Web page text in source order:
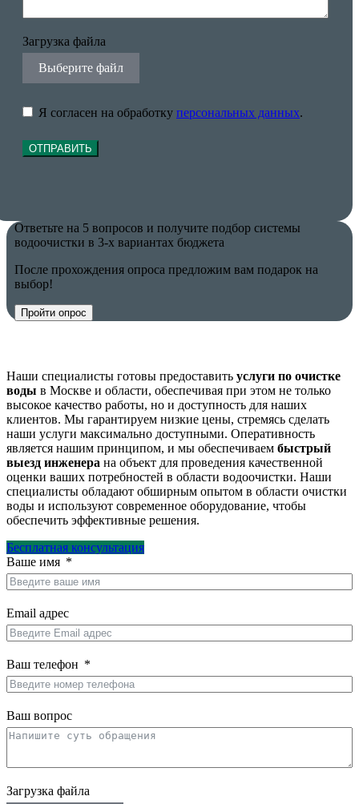
Загрузка файла
Выберите файл
Я согласен на обработку персональных данных.
ОТПРАВИТЬ
Ответьте на 5 вопросов и получите подбор системы
водоочистки в 3-х вариантах бюджета
После прохождения опроса предложим вам подарок на
выбор!
Пройти опрос
Наши специалисты готовы предоставить услуги по очистке
воды в Москве и области, обеспечивая при этом не только
высокое качество работы, но и доступность для наших
клиентов. Мы гарантируем низкие цены, стремясь сделать
наши услуги максимально доступными. Оперативность
является нашим принципом, и мы обеспечиваем быстрый
выезд инженера на объект для проведения качественной
оценки ваших потребностей в области водоочистки. Наши
специалисты обладают обширным опытом в области очистки
воды и используют современное оборудование, чтобы
обеспечить эффективные решения.
Бесплатная консультация
Ваше имя
Email адрес
Ваш телефон
Ваш вопрос
Загрузка файла